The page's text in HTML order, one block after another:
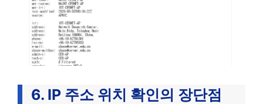
6. IP 주소 위치 확인의 장단점